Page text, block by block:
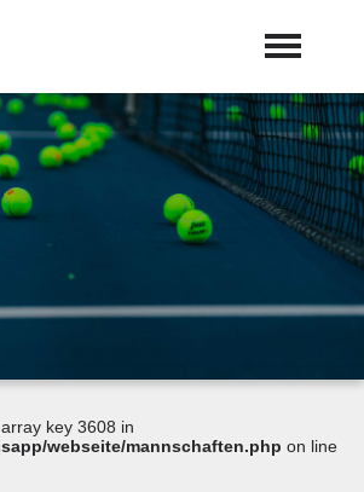
Startseite
Vereinsleben
Tennis expand_more
Sponsoren
key 3608 in
webseite/mannschaften.php on line